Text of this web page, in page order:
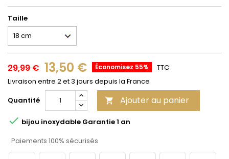
Taille
29,99 € 13,50 € Économisez 55%
TTC
Livraison entre 2 et 3 jours depuis la France
Quantité
 Ajouter au panier
 bijou inoxydable Garantie 1 an
Paiements 100% sécurisés